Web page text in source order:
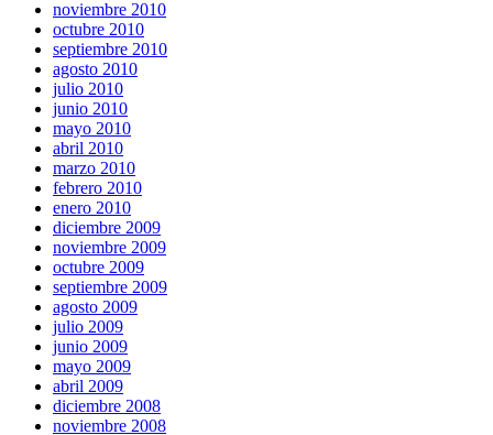
noviembre 2010
octubre 2010
septiembre 2010
agosto 2010
julio 2010
junio 2010
mayo 2010
abril 2010
marzo 2010
febrero 2010
enero 2010
diciembre 2009
noviembre 2009
octubre 2009
septiembre 2009
agosto 2009
julio 2009
junio 2009
mayo 2009
abril 2009
diciembre 2008
noviembre 2008